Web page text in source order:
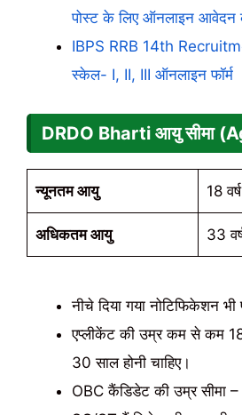
पोस्ट के लिए ऑनलाइन आवेदन
IBPS RRB 14th
स्केल- I, II, III ऑनलाइन फॉर्म
DRDO Bharti आयु सीमा
न्यूनतम आयु 18 वर्ष
अधिकतम आयु 33
नीचे दिया गया नोटिफिकेशन
एप्लीकेंट की उम्र कम से कम 18
30 साल होनी चाहिए।
OBC कैंडिडेट की उम्र सीमा